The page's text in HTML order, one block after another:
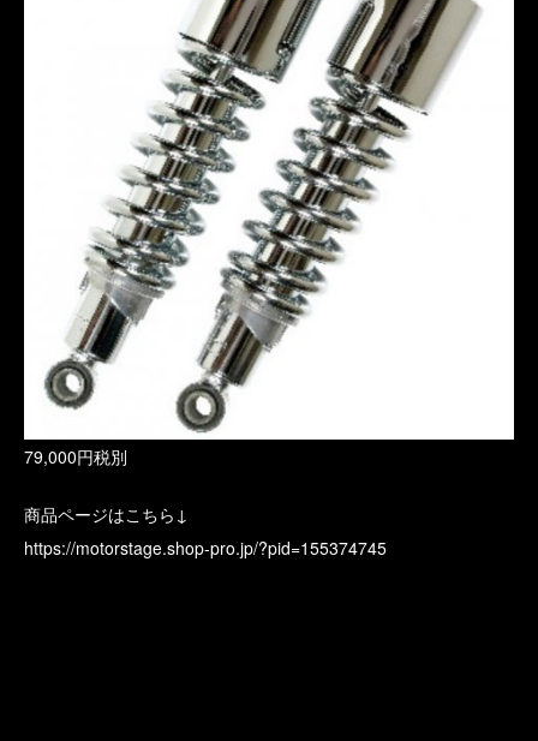
79,000円税別
商品ページはこちら↓
https://motorstage.shop-pro.jp/?pid=155374745